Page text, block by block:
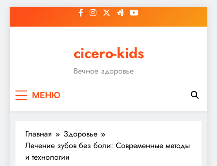
к
cicero-kids
Вечное здоровье
МЕНЮ
Главная
Здоровье
Лечение зубов без боли: Современные методы
и технологии